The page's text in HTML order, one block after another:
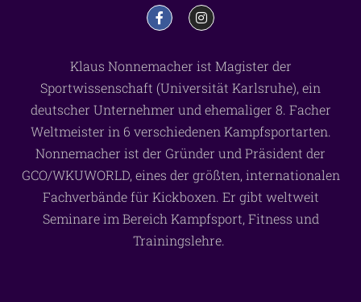
Klaus Nonnemacher ist Magister der
Sportwissenschaft (Universität Karlsruhe), ein
deutscher Unternehmer und ehemaliger 8. Facher
Weltmeister in 6 verschiedenen Kampfsportarten.
Nonnemacher ist der Gründer und Präsident der
GCO/WKUWORLD, eines der größten, internationalen
Fachverbände für Kickboxen. Er gibt weltweit
Seminare im Bereich Kampfsport, Fitness und
Trainingslehre.